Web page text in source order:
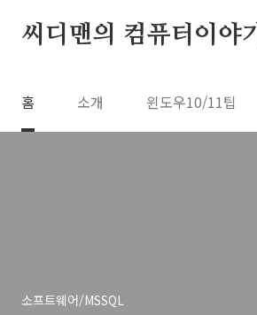
씨디맨의 컴퓨터이야기
홈 소개 윈도우10/11팁
소프트웨어/MSSQL